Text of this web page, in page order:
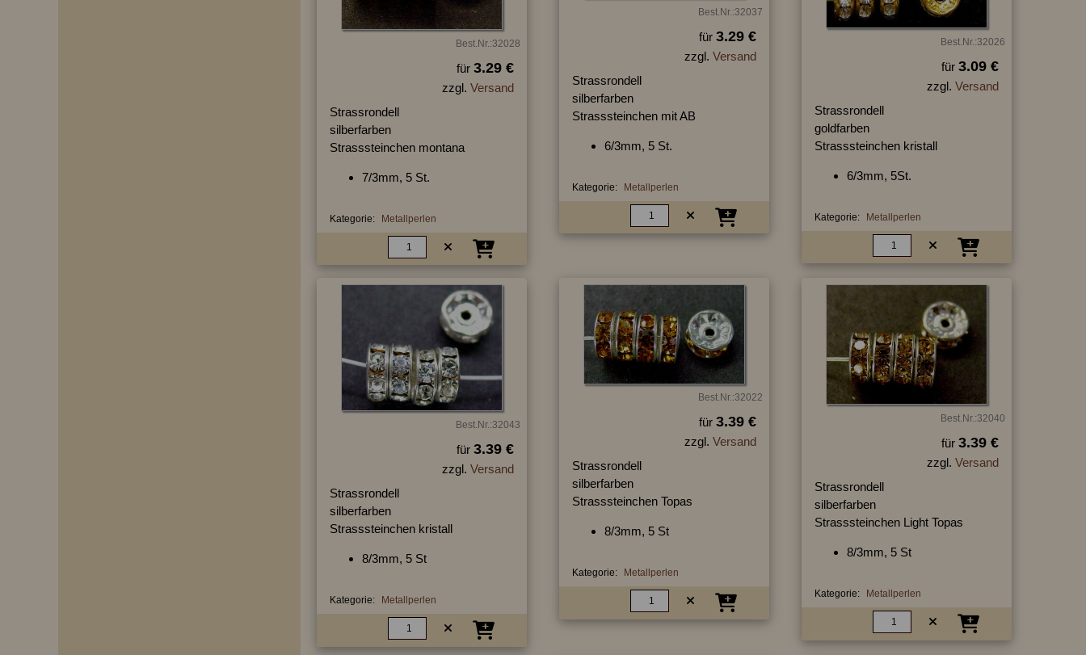
Best.Nr.:32028
für 3.29 €
zzgl. Versand
Strassrondell
silberfarben
Strasssteinchen montana
7/3mm, 5 St.
Kategorie: Metallperlen
Best.Nr.:32037
für 3.29 €
zzgl. Versand
Strassrondell
silberfarben
Strasssteinchen mit AB
6/3mm, 5 St.
Kategorie: Metallperlen
Best.Nr.:32026
für 3.09 €
zzgl. Versand
Strassrondell
goldfarben
Strasssteinchen kristall
6/3mm, 5St.
Kategorie: Metallperlen
Best.Nr.:32043
für 3.39 €
zzgl. Versand
Strassrondell
silberfarben
Strasssteinchen kristall
8/3mm, 5 St
Kategorie: Metallperlen
Best.Nr.:32022
für 3.39 €
zzgl. Versand
Strassrondell
silberfarben
Strasssteinchen Topas
8/3mm, 5 St
Kategorie: Metallperlen
Best.Nr.:32040
für 3.39 €
zzgl. Versand
Strassrondell
silberfarben
Strasssteinchen Light Topas
8/3mm, 5 St
Kategorie: Metallperlen